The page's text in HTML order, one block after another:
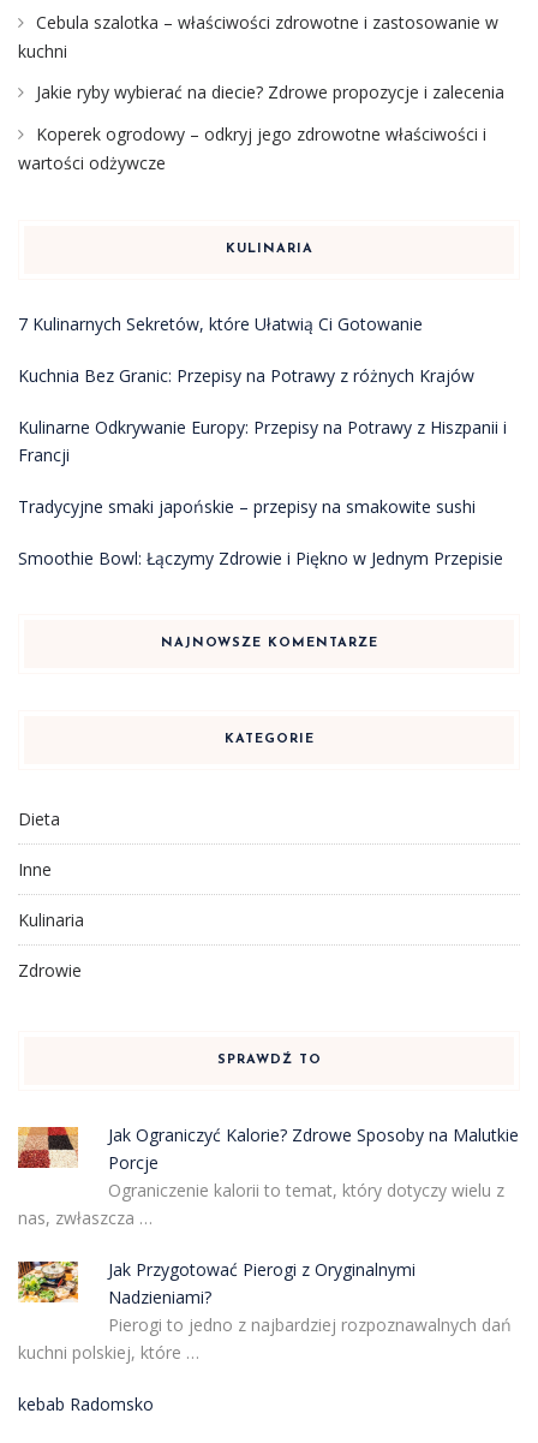
Cebula szalotka – właściwości zdrowotne i zastosowanie w
kuchni
Jakie ryby wybierać na diecie? Zdrowe propozycje i zalecenia
Koperek ogrodowy – odkryj jego zdrowotne właściwości i
wartości odżywcze
KULINARIA
7 Kulinarnych Sekretów, które Ułatwią Ci Gotowanie
Kuchnia Bez Granic: Przepisy na Potrawy z różnych Krajów
Kulinarne Odkrywanie Europy: Przepisy na Potrawy z Hiszpanii i
Francji
Tradycyjne smaki japońskie – przepisy na smakowite sushi
Smoothie Bowl: Łączymy Zdrowie i Piękno w Jednym Przepisie
NAJNOWSZE KOMENTARZE
KATEGORIE
Dieta
Inne
Kulinaria
Zdrowie
SPRAWDŹ TO
Jak Ograniczyć Kalorie? Zdrowe Sposoby na Malutkie
Porcje
Ograniczenie kalorii to temat, który dotyczy wielu z
nas, zwłaszcza …
Jak Przygotować Pierogi z Oryginalnymi
Nadzieniami?
Pierogi to jedno z najbardziej rozpoznawalnych dań
kuchni polskiej, które …
kebab Radomsko